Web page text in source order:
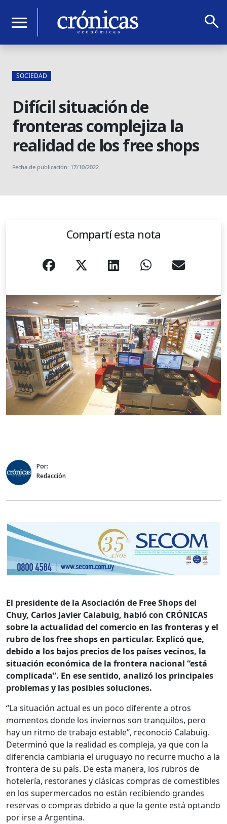
menu search
SOCIEDAD
Difícil situación de
fronteras complejiza la
realidad de los free shops
Fecha de publicación: 17/10/2022
Compartí esta nota
Por:
Redacción
El presidente de la Asociación de Free Shops del
Chuy, Carlos Javier Calabuig, habló con CRÓNICAS
sobre la actualidad del comercio en las fronteras y el
rubro de los free shops en particular. Explicó que,
debido a los bajos precios de los países vecinos, la
situación económica de la frontera nacional “está
complicada”. En ese sentido, analizó los principales
problemas y las posibles soluciones.
“La situación actual es un poco diferente a otros
momentos donde los inviernos son tranquilos, pero
hay un ritmo de trabajo estable”, reconoció Calabuig.
Determinó que la realidad es compleja, ya que con la
diferencia cambiaria el uruguayo no recurre mucho a la
frontera de su país. De esta manera, los rubros de
hotelería, restoranes y clásicas compras de comestibles
en los supermercados no están recibiendo grandes
reservas o compras debido a que la gente está optando
por irse a Argentina.